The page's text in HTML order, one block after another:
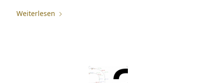
Weiterlesen